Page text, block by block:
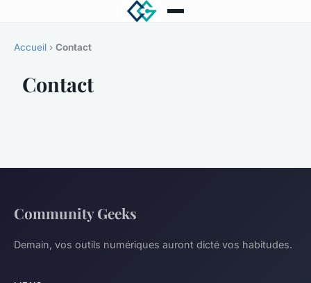
Accueil › Contact
Contact
Community Geeks
Demain, vos outils numériques auront dicté vos habitudes.